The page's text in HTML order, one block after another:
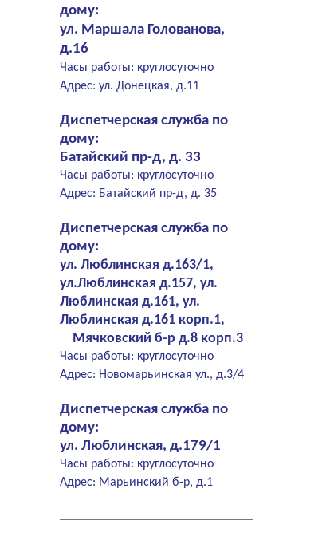
дому:
ул. Маршала Голованова,
д.16
Часы работы: круглосуточно
Адрес: ул. Донецкая, д.11
Диспетчерская служба по
дому:
Батайский пр-д, д. 33
Часы работы: круглосуточно
Адрес: Батайский пр-д, д. 35
Диспетчерская служба по
дому:
ул. Люблинская д.163/1,
ул.Люблинская д.157, ул.
Люблинская д.161, ул.
Люблинская д.161 корп.1,
Мячковский б-р д.8 корп.3
Часы работы: круглосуточно
Адрес: Новомарьинская ул., д.3/4
Диспетчерская служба по
дому:
ул. Люблинская, д.179/1
Часы работы: круглосуточно
Адрес: Марьинский б-р, д.1